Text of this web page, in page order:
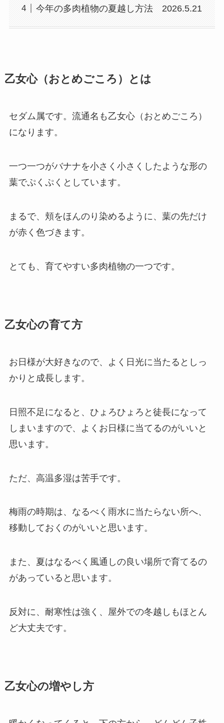
今年の多肉植物の夏越し方法 2026.5.21
乙女心（おとめごころ）とは
セダム属です。流通名も乙女心（おとめごころ）
になります。
一つ一つがバナナを小さく小さくしたような形の
葉でぷくぷくとしています。
まるで、頬をほんのり染めるように、葉の先だけ
が赤く色づきます。
とても、育てやすい多肉植物の一つです。
乙女心の育て方
お日様が大好きなので、よく日光に当たるとしっ
かりと成長します。
日照不足になると、ひょろひょろと徒長になって
しまいますので、よくお日様に当てるのがいいと
思います。
ただ、高温多湿は苦手です。
梅雨の時期は、なるべく雨水に当たらない所へ、
移動しておくのがいいと思います。
また、夏はなるべく風通しの良い場所で育てるの
があっていると思います。
反対に、耐寒性は強く、屋外での冬越しもほとん
ど大丈夫です。
乙女心の増やし方